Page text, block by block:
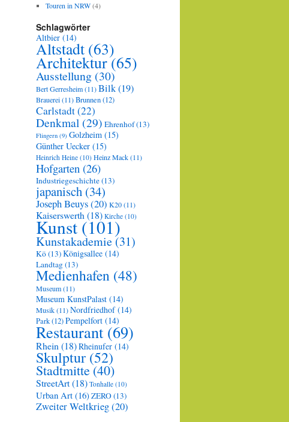
Touren in NRW(4)
Schlagwörter
Altbier (14)
Altstadt (63)
Architektur(65)
Ausstellung (30)
Bert Gerresheim(11)Bilk(19)
Brauerei(11)Brunnen(12)
Carlstadt(22)
Denkmal (29) Ehrenhof(13)
Flingern (9) Golzheim (15)
Günther Uecker (15)
Heinrich Heine (10) Heinz Mack(11)
Hofgarten (26)
Industriegeschichte(13)
japanisch (34)
Joseph Beuys(20) K20(11)
Kaiserswerth (18) Kirche (10)
Kunst(101)
Kunstakademie(31)
Kö(13)Königsallee (14)
Landtag(13)
Medienhafen (48)
Museum(11)
Museum KunstPalast (14)
Musik(11)Nordfriedhof(14)
Park(12)Pempelfort (14)
Restaurant(69)
Rhein (18)Rheinufer (14)
Skulptur (52)
Stadtmitte(40)
StreetArt(18) Tonhalle (10)
Urban Art (16)ZERO(13)
Zweiter Weltkrieg(20)